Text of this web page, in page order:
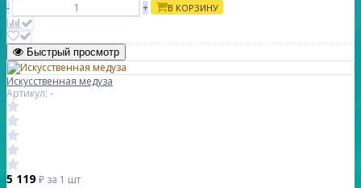
-
+ В КОРЗИНУ
Быстрый просмотр
Искусственная медуза
Артикул: -
5 119₽ за 1 шт